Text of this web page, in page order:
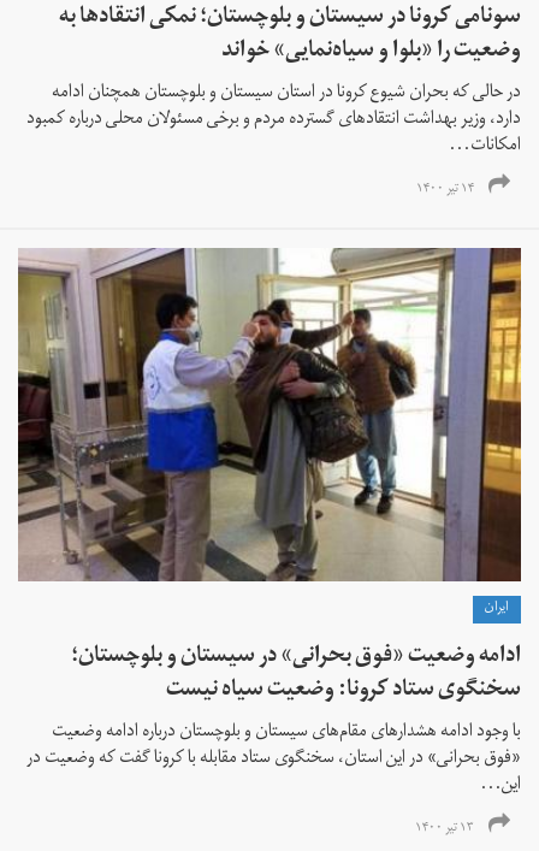
سونامی کرونا در سیستان و بلوچستان؛ نمکی انتقادها به
وضعیت را «بلوا و سیاه‌نمایی‌» خواند
در حالی که بحران شیوع کرونا در استان سیستان و بلوچستان همچنان ادامه
دارد، وزیر بهداشت انتقادهای گسترده مردم و برخی مسئولان محلی درباره کمبود
امکانات...
۱۴ تیر ۱۴۰۰
ايران
ادامه وضعیت «فوق بحرانی» در سیستان و بلوچستان؛
سخنگوی ستاد کرونا: وضعیت سیاه نیست
با وجود ادامه هشدار‌های مقام‌های سیستان و بلوچستان درباره ادامه وضعیت
«فوق بحرانی» در این استان، سخنگوی ستاد مقابله با کرونا گفت که وضعیت در
این...
۱۳ تیر ۱۴۰۰